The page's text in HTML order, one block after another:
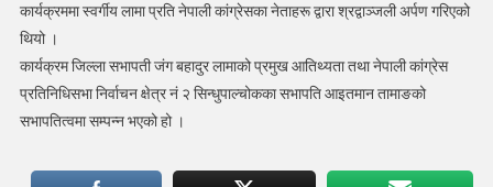
कार्यक्रममा स्वर्गीय लामा प्रति नेपाली कांग्रेसका नेताहरू द्वारा श्रद्वाञ्जली अर्पण गरिएको
थियो ।
कार्यक्रम जिल्ला सभापती जंग बहादुर लामाको प्रमुख आतिथ्यता तथा नेपाली कांग्रेस
प्रतिनिधिसभा निर्वाचन क्षेत्र नं २ सिन्धुपाल्चोकका सभापति आइतमान तामाङको
सभापतित्वमा सम्पन्न भएको हो ।